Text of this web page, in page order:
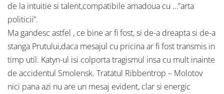
de la intuitie si talent,compatibile amadoua cu …”arta
politicii”.
Ma gandesc astfel , ce bine ar fi fost, si de-a dreapta si de-a
stanga Prutului,daca mesajul cu pricina ar fi fost transmis in
timp util. Katyn-ul isi colporta tragismul insa cu mult inainte
de accidentul Smolensk. Tratatul Ribbentrop – Molotov
nici pana azi nu are un mesaj evident, clar si energic